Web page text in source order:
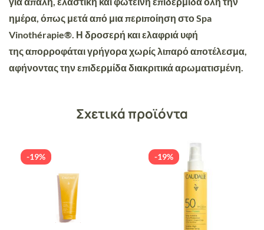
ημέρα, όπως μετά από μια περιποίηση στο Spa
Vinothérapie®. Η δροσερή και ελαφριά υφή
της απορροφάται γρήγορα χωρίς λιπαρό αποτέλεσμα,
αφήνοντας την επιδερμίδα διακριτικά αρωματισμένη.
Σχετικά προϊόντα
-19% -19%